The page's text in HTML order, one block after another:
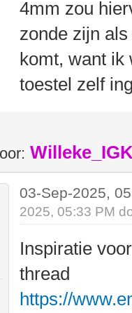
4mm zou
zonde zijn
komt, want ik
toestel zelf
03-Sep-2025,
2025, 05:33 PM
Inspiratie
thread
https://